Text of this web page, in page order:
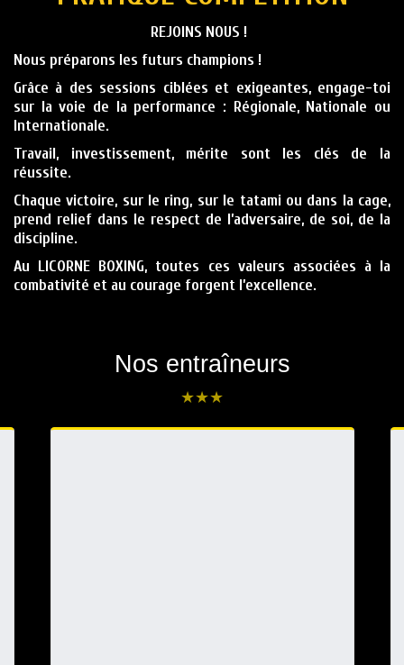
REJOINS NOUS !
Nous préparons les futurs champions !
Grâce à des sessions ciblées et exigeantes, engage-toi
sur la voie de la performance : Régionale, Nationale ou
Internationale.
Travail, investissement, mérite sont les clés de la
réussite.
Chaque victoire, sur le ring, sur le tatami ou dans la cage,
prend relief dans le respect de l’adversaire, de soi, de la
discipline.
Au LICORNE BOXING, toutes ces valeurs associées à la
combativité et au courage forgent l’excellence.
Nos entraîneurs
★★★